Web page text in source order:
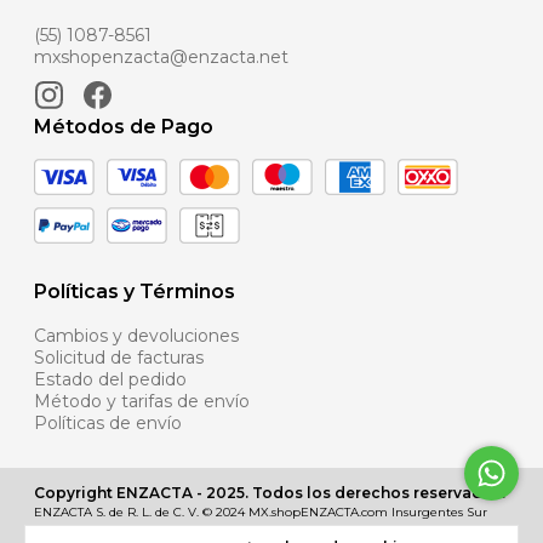
(55) 1087-8561
mxshopenzacta@enzacta.net
Métodos de Pago
Políticas y Términos
Cambios y devoluciones
Solicitud de facturas
Estado del pedido
Método y tarifas de envío
Políticas de envío
Copyright ENZACTA - 2025. Todos los derechos reservados.
ENZACTA S. de R. L. de C. V. © 2024 MX.shopENZACTA.com Insurgentes Sur
No. 885, Piso Mezanine, Col. Nápoles, Alcaldía Benito Juárez, C.P. 03810, Ciudad